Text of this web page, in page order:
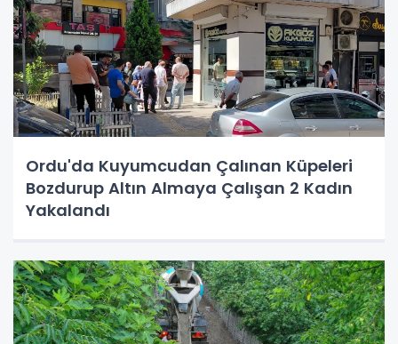
Ordu'da Kuyumcudan Çalınan Küpeleri
Bozdurup Altın Almaya Çalışan 2 Kadın
Yakalandı